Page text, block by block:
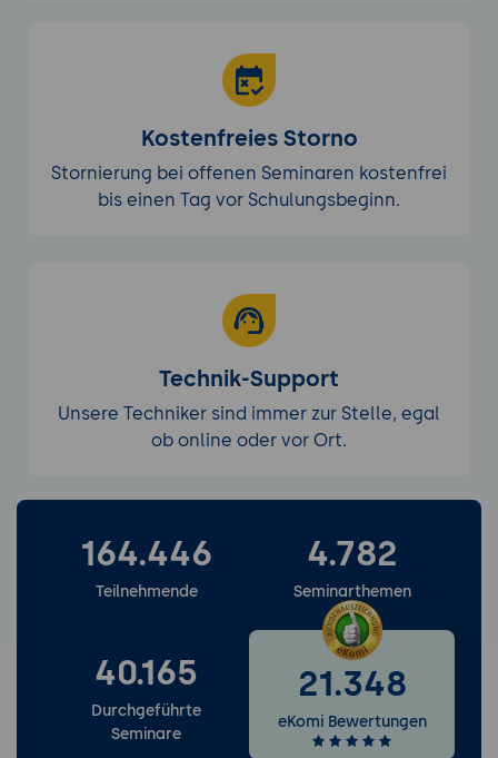
Kostenfreies Storno
Stornierung bei offenen Seminaren kostenfrei
bis einen Tag vor Schulungsbeginn.
Technik-Support
Unsere Techniker sind immer zur Stelle, egal
ob online oder vor Ort.
Weitere Services entdecken
164.446
Teilnehmende
4.782
Seminarthemen
40.165
Durchgeführte
Seminare
21.348
eKomi Bewertungen